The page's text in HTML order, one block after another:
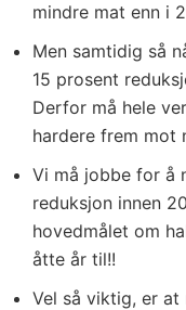
mindre mat enn i
Men samtidig så
15 prosent
Derfor må hele
hardere frem mot
Vi må jobbe for å
reduksjon innen
hovedmålet om
åtte år til!!
Vel så viktig, er